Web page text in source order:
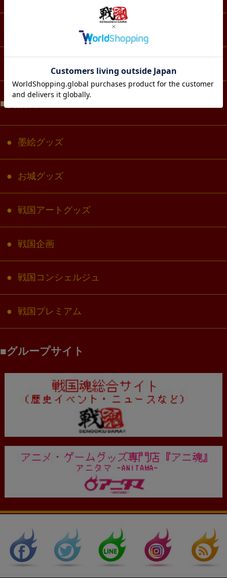
墨絵グッズ
お城グッズ
戦国アートグッズ
戦国企画
戦国コンシェルジュ
戦国プレミアム
グループサイト